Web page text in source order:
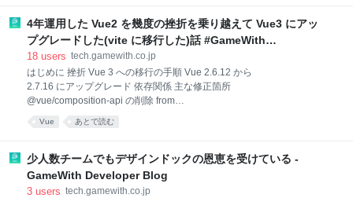
の開発上の運用について Basic認証の実装例 IP制限の
実装 まとめ：Flutterの光と影 クロスプラットフォーム
対応のFlutterの光（強み） クロスプラットフォームの
のクライアントアプリチームでリーダーをしている
kyamです。 元々はiOSエンジニアとして活動していま
したが2018年頃から社内・社外でFlutterを活用したモ
バイルアプリやWe
4年運用した Vue2 を幾度の挫折を乗り越えて Vue3 にアッ
プグレードした(vite に移行した)話 #GameWith
#TechWith - GameWith Developer Blog
18 users tech.gamewith.co.jp
はじめに 挫折 Vue 3 への移行の手順 Vue 2.6.12 から
2.7.16 にアップグレード 依存関係 主な修正箇所
@vue/composition-api の削除 from
'@vue/composition-api' を from 'vue' に変更
root.$route を root.proxy.$route に変更 root の型定義を
から vite に移行 依存関係 主な修正箇所 コマンドの変
更 環境変数の修正 babel.config.js の修正 jest.config.js
の修正 tsconfig.json の修正 index.html の修正 App.vue
Vue あとで読む
少人数チームでもデザインドックの恩恵を受けている -
GameWith Developer Blog
3 users tech.gamewith.co.jp